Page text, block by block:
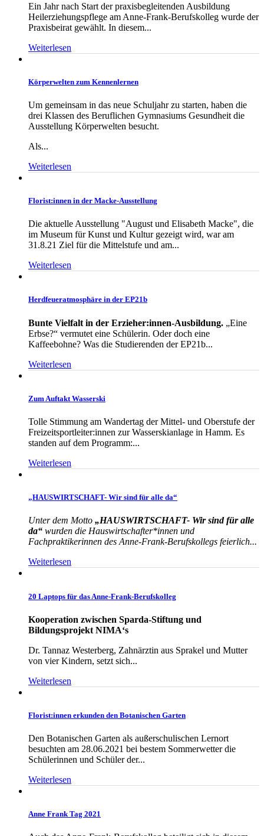
Ein Jahr nach Start der praxisbegleitenden Ausbildung
Heilerziehungspflege am Anne-Frank-Berufskolleg wurde der
Praxisbeirat gewählt. In diesem...
Weiterlesen
Körperwelten zum Kennenlernen
Um gemeinsam in das neue Schuljahr zu starten, haben die
drei Klassen des Beruflichen Gymnasiums Gesundheit die
Ausstellung Körperwelten besucht.
Als...
Weiterlesen
Florist:innen in der Macke-Ausstellung
Die aktuelle Ausstellung "August und Elisabeth Macke", die
im Museum für Kunst und Kultur gezeigt wird, war am
31.8.21 Ziel für die Mittelstufe und am...
Weiterlesen
Herdfeueratmosphäre in der EP21b
Bunte Vielfalt in der Erzieher:innen-Ausbildung. „Eine
Erbse?“ vermutet eine Schülerin. Oder doch eine
Kaffeebohne? Was die Studierenden der EP21b...
Weiterlesen
Zum Auftakt Wasserski
Tolle Stimmung am Wandertag der Mittel- und Oberstufe der
Freizeitsportleiter:innen zur Wasserskianlage in Hamm. Es
standen auf dem Programm:...
Weiterlesen
„HAUSWIRTSCHAFT- Wir sind für alle da“
Unter dem Motto „HAUSWIRTSCHAFT- Wir sind für alle
da“ wurden die Hauswirtschafter*innen und
Fachpraktikerinnen des Anne-Frank-Berufskollegs feierlich...
Weiterlesen
20 Laptops für das Anne-Frank-Berufskolleg
Kooperation zwischen Sparda-Stiftung und
Bildungsprojekt NIMA‘s
Dr. Tannaz Westerberg, Zahnärztin aus Sprakel und Mutter
von vier Kindern, setzt sich...
Weiterlesen
Florist:innen erkunden den Botanischen Garten
Den Botanischen Garten als außerschulischen Lernort
besuchten am 28.06.2021 bei bestem Sommerwetter die
Schülerinnen und Schüler der...
Weiterlesen
Anne Frank Tag 2021